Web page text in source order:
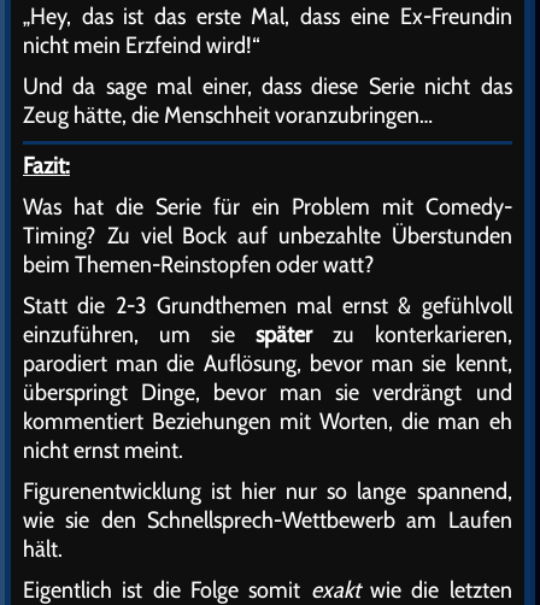
„Hey, das ist das erste Mal, dass eine Ex-Freundin
nicht mein Erzfeind wird!“
Und da sage mal einer, dass diese Serie nicht das
Zeug hätte, die Menschheit voranzubringen…
Fazit:
Was hat die Serie für ein Problem mit Comedy-
Timing? Zu viel Bock auf unbezahlte Überstunden
beim Themen-Reinstopfen oder watt?
Statt die 2-3 Grundthemen mal ernst & gefühlvoll
einzuführen, um sie späterzu konterkarieren,
parodiert man die Auflösung, bevor man sie kennt,
überspringt Dinge, bevor man sie verdrängt und
kommentiert Beziehungen mit Worten, die man eh
nicht ernst meint.
Figurenentwicklung ist hier nur so lange spannend,
wie sie den Schnellsprech-Wettbewerb am Laufen
hält.
Eigentlich ist die Folge somit exaktwie die letzten